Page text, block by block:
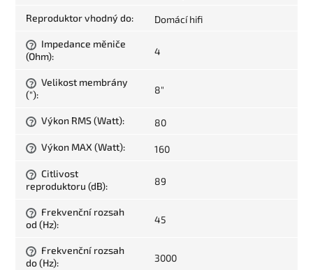
Reproduktor vhodný do: Domácí hifi
?
Impedance měniče
(Ohm): 4
?
Velikost membrány
("): 8"
? Výkon RMS (Watt): 80
? Výkon MAX (Watt): 160
?
Citlivost
reproduktoru (dB): 89
?
Frekvenční rozsah
od (Hz): 45
?
Frekvenční rozsah
do (Hz): 3000